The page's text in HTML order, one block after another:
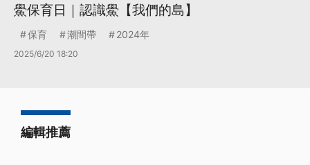
鱟保育日｜認識鱟【我們的島】
保育 潮間帶 2024年
2025/6/20 18:20
編輯推薦